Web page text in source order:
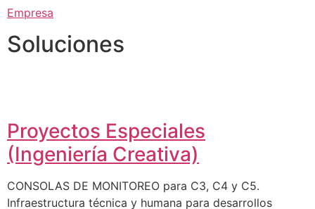
Empresa
Soluciones
Proyectos Especiales
(Ingeniería Creativa)
CONSOLAS DE MONITOREO para C3, C4 y C5.
Infraestructura técnica y humana para desarrollos